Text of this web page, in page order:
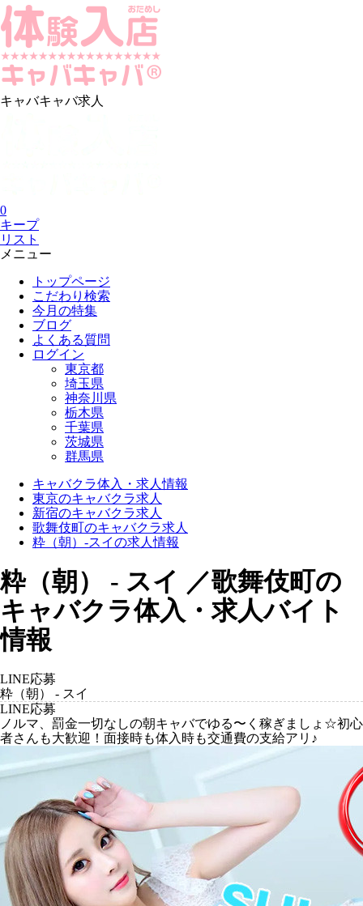
キャバキャバ求人
0
キープ
リスト
メニュー
トップページ
こだわり検索
今月の特集
ブログ
よくある質問
ログイン
東京都
埼玉県
神奈川県
栃木県
千葉県
茨城県
群馬県
キャバクラ体入・求人情報
東京のキャバクラ求人
新宿のキャバクラ求人
歌舞伎町のキャバクラ求人
粋（朝）-スイの求人情報
粋（朝） - スイ ／歌舞伎町の
キャバクラ体入・求人バイト
情報
LINE応募
粋（朝） - スイ
LINE応募
ノルマ、罰金一切なしの朝キャバでゆる〜く稼ぎましょ☆初心
者さんも大歓迎！面接時も体入時も交通費の支給アリ♪